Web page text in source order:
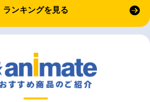
ランキングを見る